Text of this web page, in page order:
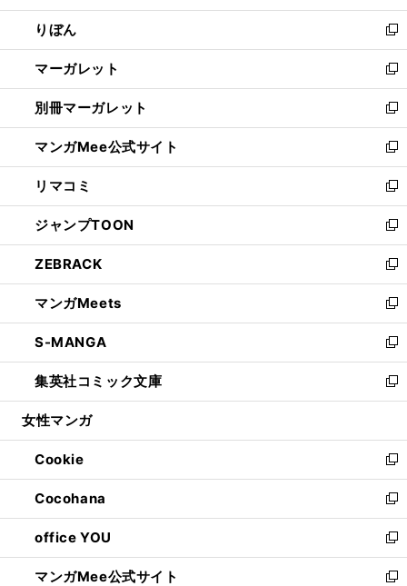
開
く
ウ
で
開
く
ン
ド
ウ
で
開
く
ウ
ィ
ン
ド
ウ
で
開
く
りぼん
新
し
い
ウ
ィ
ン
ド
ウ
で
開
く
マーガレット
新
し
い
ウ
ィ
ン
ド
ウ
で
開
く
別冊マーガレット
新
し
い
ウ
ィ
ン
ド
ウ
で
開
く
マンガMee公式サイト
新
し
い
ウ
ィ
ン
ド
ウ
で
開
く
リマコミ
新
し
い
ウ
ィ
ン
ド
ウ
で
開
く
ジャンプTOON
新
し
い
ウ
ィ
ン
ド
ウ
で
開
ZEBRACK
新
し
い
ウ
ィ
ン
ド
ウ
開
く
マンガMeets
新
し
い
ウ
ィ
ン
ウ
で
開
く
S-MANGA
新
し
い
ウ
ン
ド
ウ
で
開
く
集英社コミック文庫
新
し
ウ
ィ
ン
ド
ウ
で
開
く
女性マンガ
Cookie
新
し
い
ウ
ィ
ン
ド
Cocohana
新
し
い
ウ
ィ
office YOU
新
し
い
マンガMee公式サイト 新